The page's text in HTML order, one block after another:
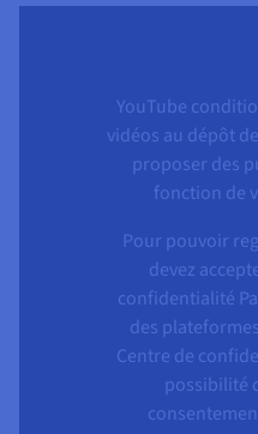
YouTube
vidéos au dépôt
proposer des
fonction de
Pour pouvoir
devez
confidentialité
des
Centre de
possibilité